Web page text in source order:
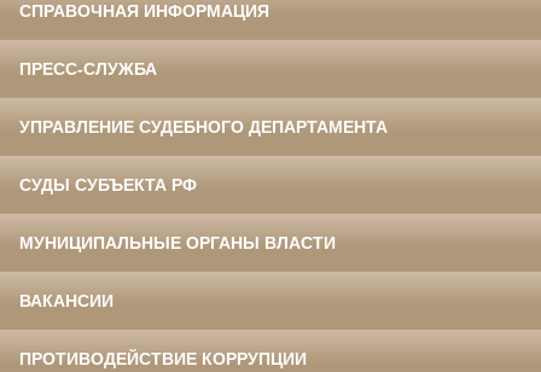
СПРАВОЧНАЯ ИНФОРМАЦИЯ
ПРЕСС-СЛУЖБА
УПРАВЛЕНИЕ СУДЕБНОГО ДЕПАРТАМЕНТА
СУДЫ СУБЪЕКТА РФ
МУНИЦИПАЛЬНЫЕ ОРГАНЫ ВЛАСТИ
ВАКАНСИИ
ПРОТИВОДЕЙСТВИЕ КОРРУПЦИИ